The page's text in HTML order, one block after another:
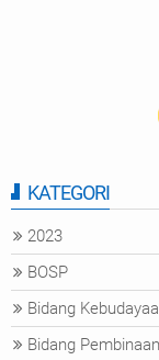
KATEGORI
2023
BOSP
Bidang
Bidang